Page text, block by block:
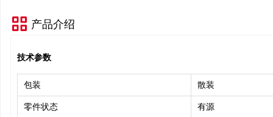
产品介绍
技术参数
包装 散装
零件状态 有源